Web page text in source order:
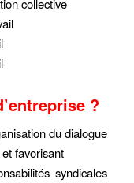
?
du dialogue
favorisant
syndicales